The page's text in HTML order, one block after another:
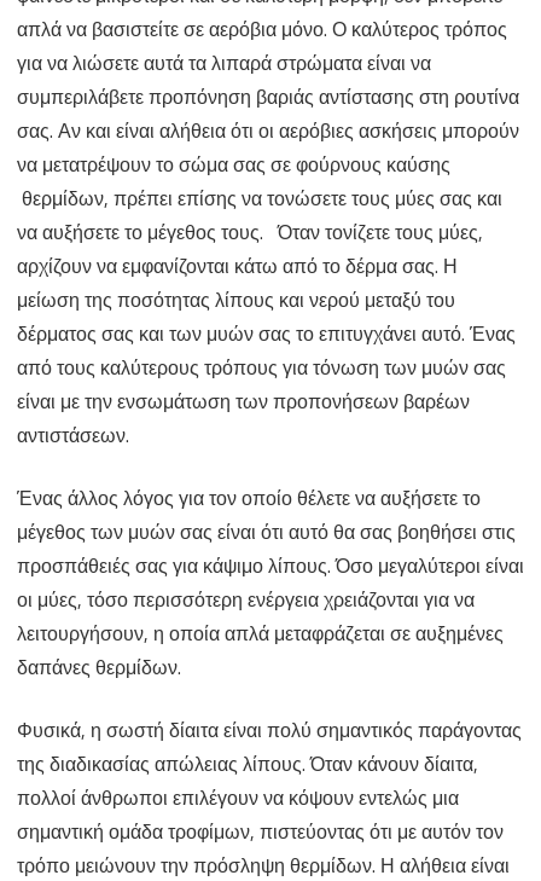
απλά να βασιστείτε σε αερόβια μόνο. Ο καλύτερος τρόπος
για να λιώσετε αυτά τα λιπαρά στρώματα είναι να
συμπεριλάβετε προπόνηση βαριάς αντίστασης στη ρουτίνα
σας. Αν και είναι αλήθεια ότι οι αερόβιες ασκήσεις μπορούν
να μετατρέψουν το σώμα σας σε φούρνους καύσης
θερμίδων, πρέπει επίσης να τονώσετε τους μύες σας και
να αυξήσετε το μέγεθος τους. Όταν τονίζετε τους μύες,
αρχίζουν να εμφανίζονται κάτω από το δέρμα σας. Η
μείωση της ποσότητας λίπους και νερού μεταξύ του
δέρματος σας και των μυών σας το επιτυγχάνει αυτό. Ένας
από τους καλύτερους τρόπους για τόνωση των μυών σας
είναι με την ενσωμάτωση των προπονήσεων βαρέων
αντιστάσεων.
Ένας άλλος λόγος για τον οποίο θέλετε να αυξήσετε το
μέγεθος των μυών σας είναι ότι αυτό θα σας βοηθήσει στις
προσπάθειές σας για κάψιμο λίπους. Όσο μεγαλύτεροι είναι
οι μύες, τόσο περισσότερη ενέργεια χρειάζονται για να
λειτουργήσουν, η οποία απλά μεταφράζεται σε αυξημένες
δαπάνες θερμίδων.
Φυσικά, η σωστή δίαιτα είναι πολύ σημαντικός παράγοντας
της διαδικασίας απώλειας λίπους. Όταν κάνουν δίαιτα,
πολλοί άνθρωποι επιλέγουν να κόψουν εντελώς μια
σημαντική ομάδα τροφίμων, πιστεύοντας ότι με αυτόν τον
τρόπο μειώνουν την πρόσληψη θερμίδων. Η αλήθεια είναι